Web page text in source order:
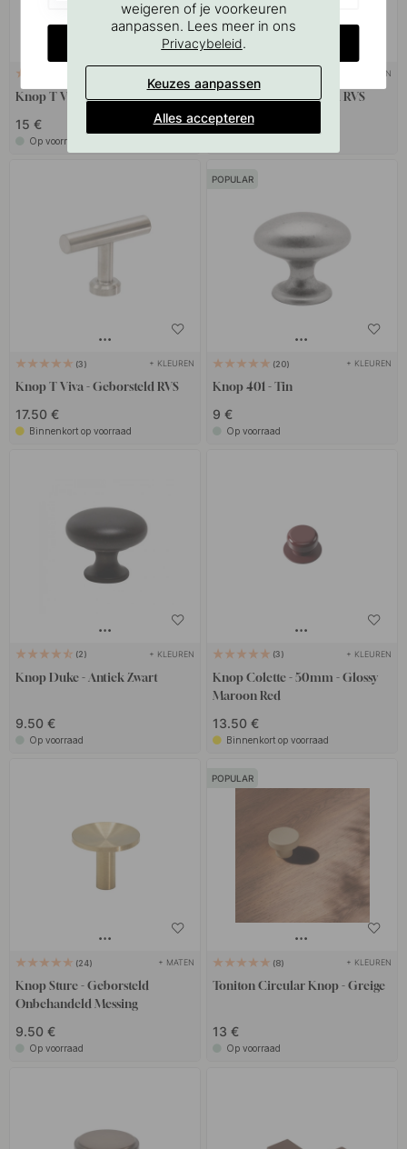
Knop T Viva - Kalkgrijs
15 €
Op voorraad
+ KLEUREN
Knop Uno - Geborsteld RVS
16 €
3 + KLEUREN
Knop T Viva - Geborsteld RVS
17.50 €
Binnenkort op voorraad
POPULAR
20 + KLEUREN
Knop 401 - Tin
9 €
Op voorraad
2 + KLEUREN
Knop Duke - Antiek Zwart
9.50 €
Op voorraad
3 + KLEUREN
Knop Colette - 50mm - Glossy
Maroon Red
13.50 €
Binnenkort op voorraad
24 + MATEN
Knop Sture - Geborsteld
Onbehandeld Messing
9.50 €
Op voorraad
POPULAR
8 + KLEUREN
Toniton Circular Knop - Greige
13 €
Op voorraad
weigeren of je voorkeuren
aanpassen. Lees meer in ons
Privacybeleid.
Keuzes aanpassen
Alles accepteren
CHANGE COUNTRY